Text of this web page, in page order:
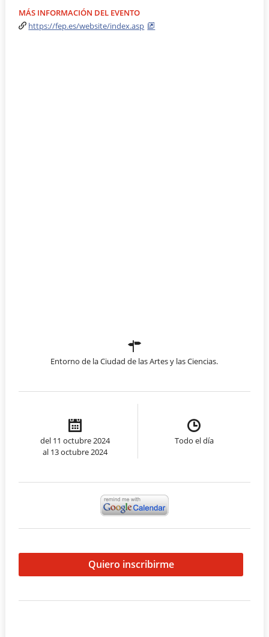
MÁS INFORMACIÓN DEL EVENTO
https://fep.es/website/index.asp
Entorno de la Ciudad de las Artes y las Ciencias.
del 11 octubre 2024
al 13 octubre 2024
Todo el día
Quiero inscribirme